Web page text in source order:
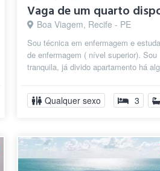
Boa Viagem, Recife - PE
Sou técnica em enfermagem e
de enfermagem ( nível superior). Sou
tranquila, já divido apartamento há
Qualquer sexo 3